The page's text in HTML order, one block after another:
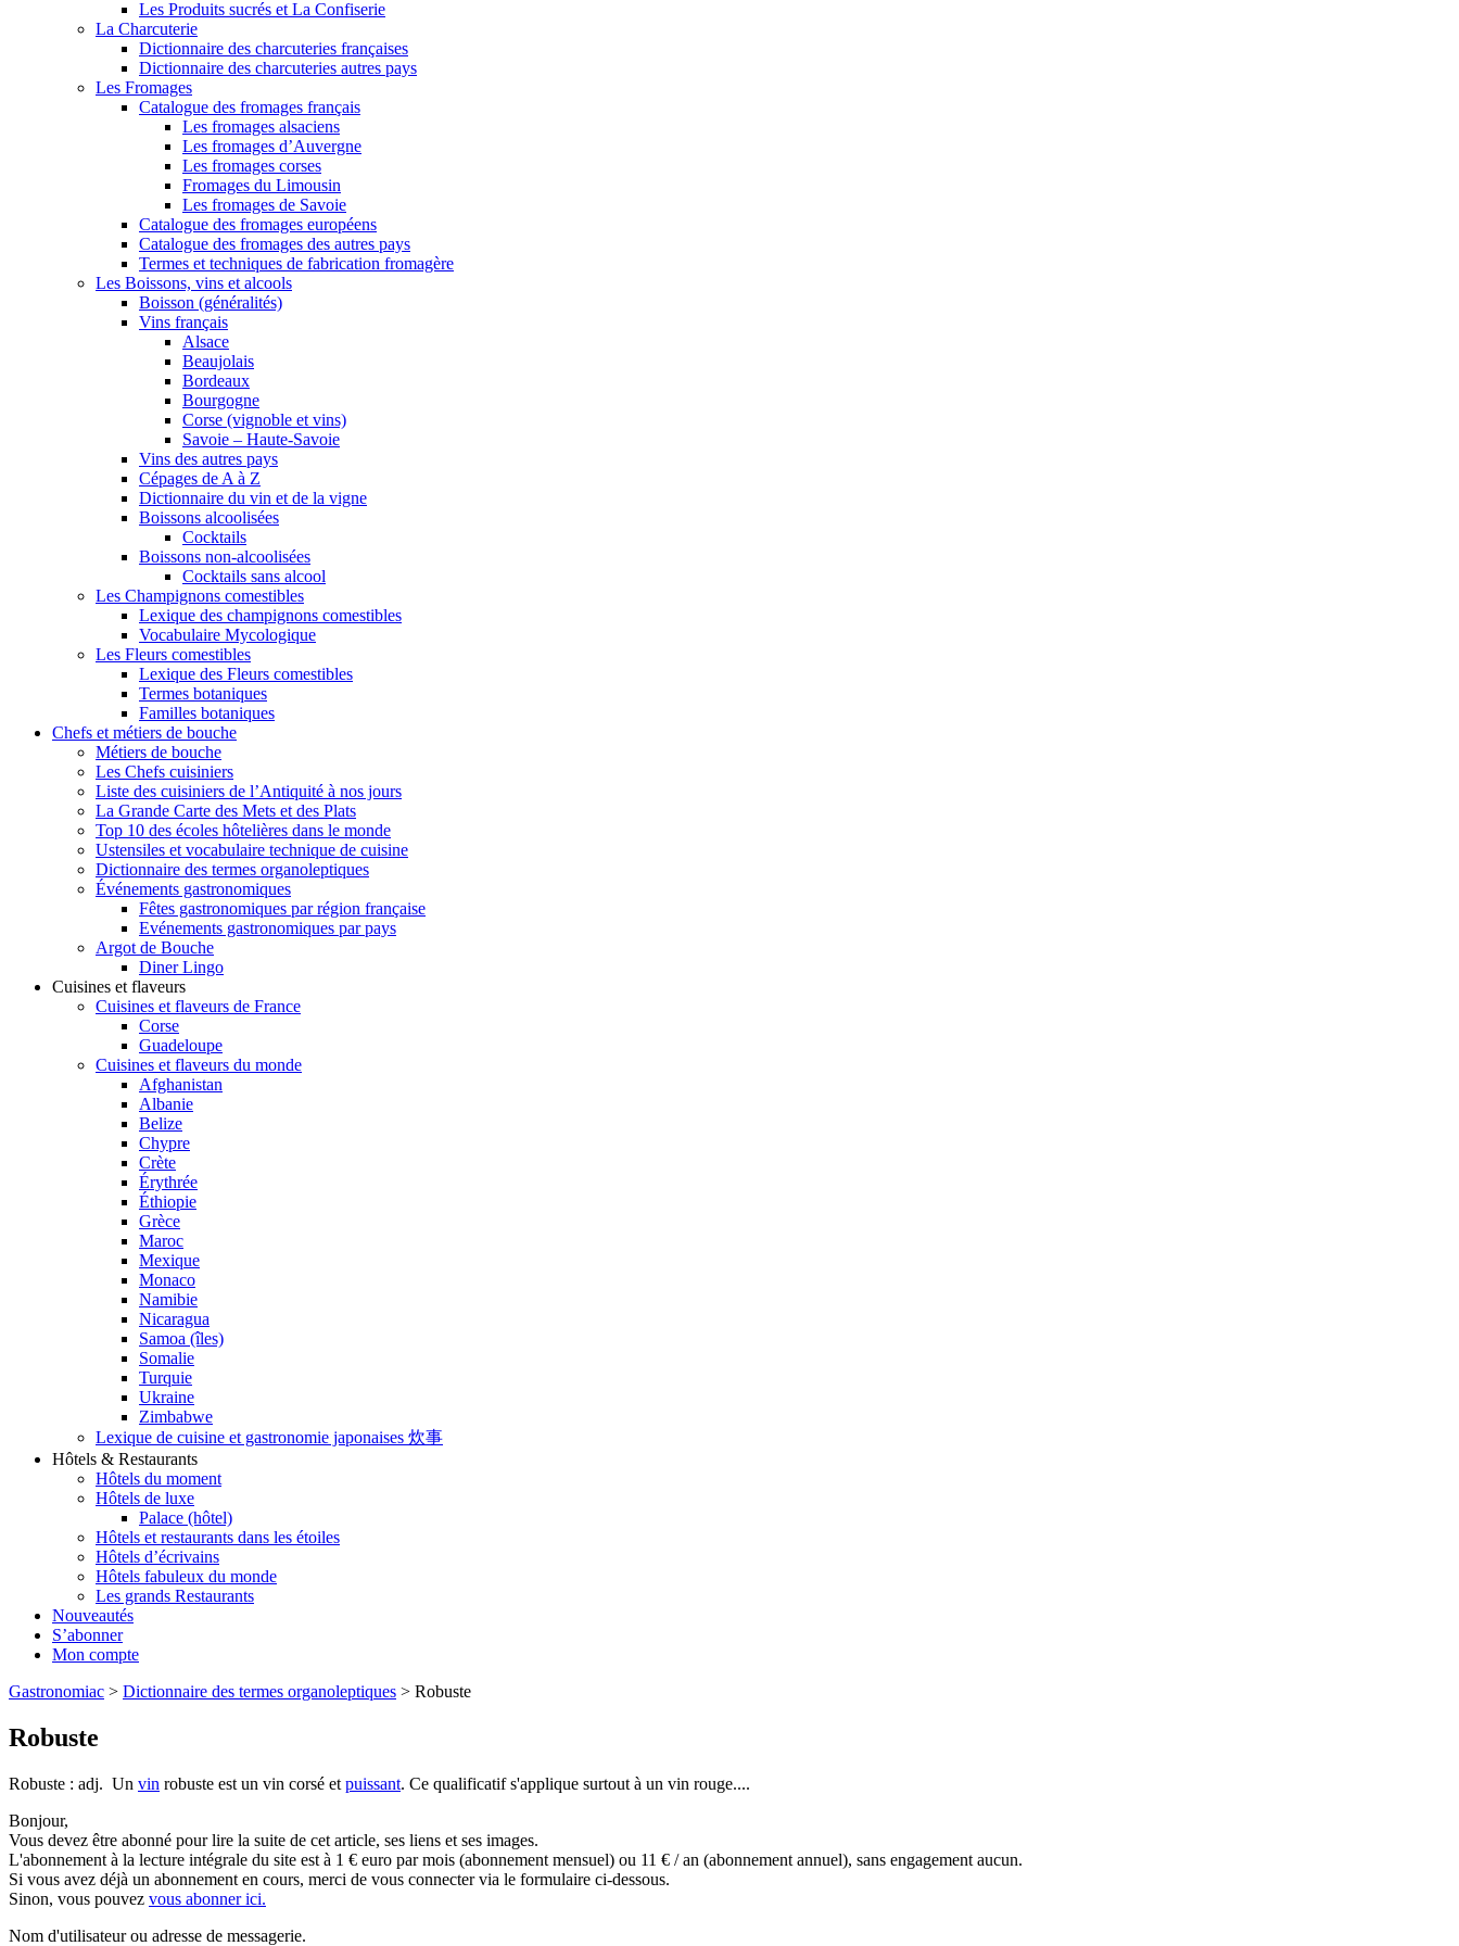
Les Produits sucrés et La Confiserie
La Charcuterie
Dictionnaire des charcuteries françaises
Dictionnaire des charcuteries autres pays
Les Fromages
Catalogue des fromages français
Les fromages alsaciens
Les fromages d’Auvergne
Les fromages corses
Fromages du Limousin
Les fromages de Savoie
Catalogue des fromages européens
Catalogue des fromages des autres pays
Termes et techniques de fabrication fromagère
Les Boissons, vins et alcools
Boisson (généralités)
Vins français
Alsace
Beaujolais
Bordeaux
Bourgogne
Corse (vignoble et vins)
Savoie – Haute-Savoie
Vins des autres pays
Cépages de A à Z
Dictionnaire du vin et de la vigne
Boissons alcoolisées
Cocktails
Boissons non-alcoolisées
Cocktails sans alcool
Les Champignons comestibles
Lexique des champignons comestibles
Vocabulaire Mycologique
Les Fleurs comestibles
Lexique des Fleurs comestibles
Termes botaniques
Familles botaniques
Chefs et métiers de bouche
Métiers de bouche
Les Chefs cuisiniers
Liste des cuisiniers de l’Antiquité à nos jours
La Grande Carte des Mets et des Plats
Top 10 des écoles hôtelières dans le monde
Ustensiles et vocabulaire technique de cuisine
Dictionnaire des termes organoleptiques
Événements gastronomiques
Fêtes gastronomiques par région française
Evénements gastronomiques par pays
Argot de Bouche
Diner Lingo
Cuisines et flaveurs
Cuisines et flaveurs de France
Corse
Guadeloupe
Cuisines et flaveurs du monde
Afghanistan
Albanie
Belize
Chypre
Crète
Érythrée
Éthiopie
Grèce
Maroc
Mexique
Monaco
Namibie
Nicaragua
Samoa (îles)
Somalie
Turquie
Ukraine
Zimbabwe
Lexique de cuisine et gastronomie japonaises 炊事
Hôtels & Restaurants
Hôtels du moment
Hôtels de luxe
Palace (hôtel)
Hôtels et restaurants dans les étoiles
Hôtels d’écrivains
Hôtels fabuleux du monde
Les grands Restaurants
Nouveautés
S’abonner
Mon compte
Gastronomiac > Dictionnaire des termes organoleptiques > Robuste
Robuste
Robuste : adj. Un vin robuste est un vin corsé et puissant. Ce qualificatif s'applique surtout à un vin rouge....
Bonjour,
Vous devez être abonné pour lire la suite de cet article, ses liens et ses images.
L'abonnement à la lecture intégrale du site est à 1 € euro par mois (abonnement mensuel) ou 11 € / an (abonnement annuel), sans engagement aucun.
Si vous avez déjà un abonnement en cours, merci de vous connecter via le formulaire ci-dessous.
Sinon, vous pouvez vous abonner ici.
Nom d'utilisateur ou adresse de messagerie.